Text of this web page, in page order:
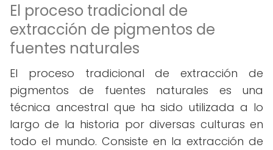
El proceso tradicional de
extracción de pigmentos de
fuentes naturales
El proceso tradicional de extracción de
pigmentos de fuentes naturales es una
técnica ancestral que ha sido utilizada a lo
largo de la historia por diversas culturas en
todo el mundo. Consiste en la extracción de